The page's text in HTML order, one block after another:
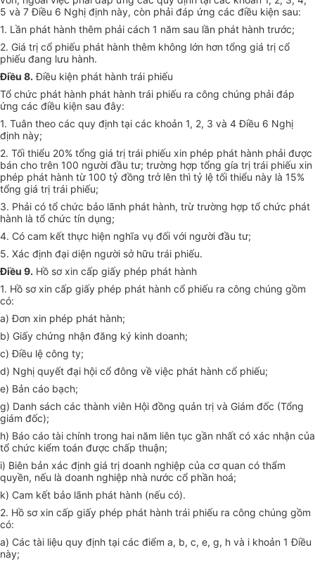
5 và 7 Điều 6 Nghị định này, còn phải đáp ứng các điều kiện sau:
1. Lần phát hành thêm phải cách 1 năm sau lần phát hành trước;
2. Giá trị cổ phiếu phát hành thêm không lớn hơn tổng giá trị cổ
phiếu đang lưu hành.
Điều 8. Điều kiện phát hành trái phiếu
Tổ chức phát hành phát hành trái phiếu ra công chúng phải đáp
ứng các điều kiện sau đây:
1. Tuân theo các quy định tại các khoản 1, 2, 3 và 4 Điều 6 Nghị
định này;
2. Tối thiểu 20% tổng giá trị trái phiếu xin phép phát hành phải được
bán cho trên 100 người đầu tư; trường hợp tổng gía trị trái phiếu xin
phép phát hành từ 100 tỷ đồng trở lên thì tỷ lệ tối thiểu này là 15%
tổng giá trị trái phiếu;
3. Phải có tổ chức bảo lãnh phát hành, trừ trường hợp tổ chức phát
hành là tổ chức tín dụng;
4. Có cam kết thực hiện nghĩa vụ đối với người đầu tư;
5. Xác định đại diện người sở hữu trái phiếu.
Điều 9. Hồ sơ xin cấp giấy phép phát hành
1. Hồ sơ xin cấp giấy phép phát hành cổ phiếu ra công chúng gồm
có:
a) Đơn xin phép phát hành;
b) Giấy chứng nhận đăng ký kinh doanh;
c) Điều lệ công ty;
d) Nghị quyết đại hội cổ đông về việc phát hành cổ phiếu;
e) Bản cáo bạch;
g) Danh sách các thành viên Hội đồng quản trị và Giám đốc (Tổng
giám đốc);
h) Báo cáo tài chính trong hai năm liên tục gần nhất có xác nhận của
tổ chức kiểm toán được chấp thuận;
i) Biên bản xác định giá trị doanh nghiệp của cơ quan có thẩm
quyền, nếu là doanh nghiệp nhà nước cổ phần hoá;
k) Cam kết bảo lãnh phát hành (nếu có).
2. Hồ sơ xin cấp giấy phép phát hành trái phiếu ra công chúng gồm
có:
a) Các tài liệu quy định tại các điểm a, b, c, e, g, h và i khoản 1 Điều
này;